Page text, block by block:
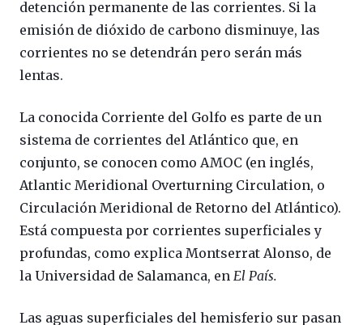
detención permanente de las corrientes. Si la
emisión de dióxido de carbono disminuye, las
corrientes no se detendrán pero serán más
lentas.
La conocida Corriente del Golfo es parte de un
sistema de corrientes del Atlántico que, en
conjunto, se conocen como AMOC (en inglés,
Atlantic Meridional Overturning Circulation, o
Circulación Meridional de Retorno del Atlántico).
Está compuesta por corrientes superficiales y
profundas, como explica Montserrat Alonso, de
la Universidad de Salamanca, en El País.
Las aguas superficiales del hemisferio sur pasan